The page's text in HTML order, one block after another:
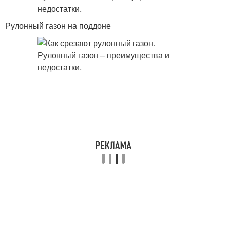
Рулонный газон на поддоне